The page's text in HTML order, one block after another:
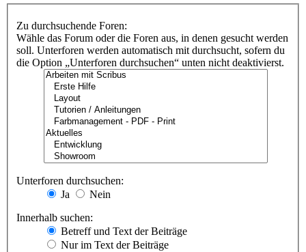
Zu durchsuchende Foren:
Wähle das Forum oder die Foren aus, in denen gesucht werden
soll. Unterforen werden automatisch mit durchsucht, sofern du
die Option „Unterforen durchsuchen“ unten nicht deaktivierst.
Unterforen durchsuchen:
Ja
Nein
Innerhalb suchen:
Betreff und Text der Beiträge
Nur im Text der Beiträge